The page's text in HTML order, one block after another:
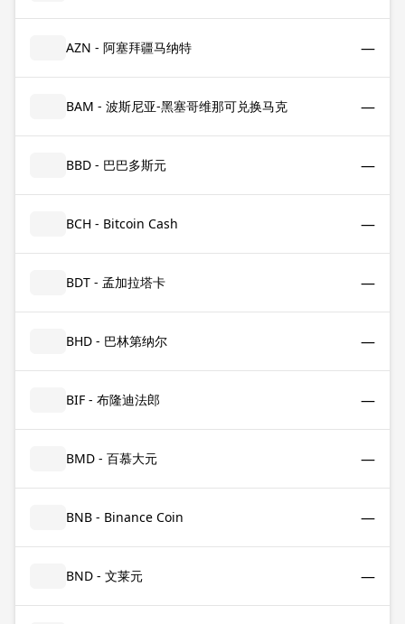
AZN - 阿塞拜疆马纳特 —
BAM - 波斯尼亚-黑塞哥维那可兑换马克 —
BBD - 巴巴多斯元 —
BCH - Bitcoin Cash —
BDT - 孟加拉塔卡 —
BHD - 巴林第纳尔 —
BIF - 布隆迪法郎 —
BMD - 百慕大元 —
BNB - Binance Coin —
BND - 文莱元 —